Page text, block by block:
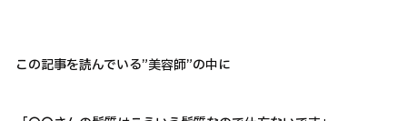
この記事を読んでいる”美容師”の中に